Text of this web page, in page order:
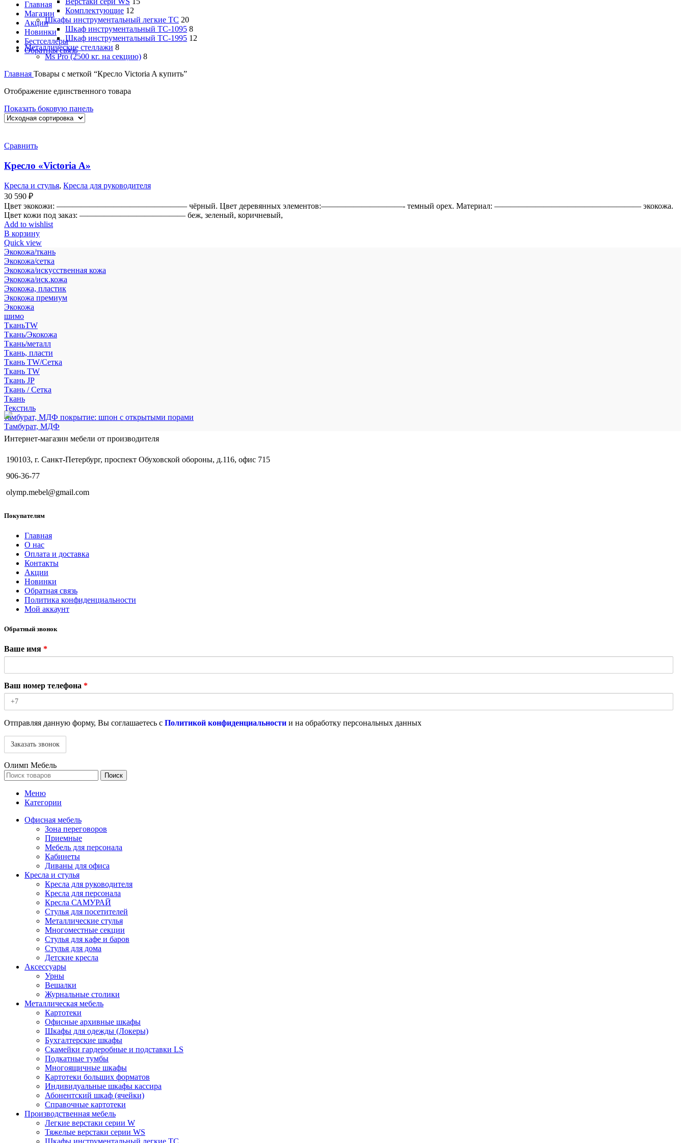
Главная
Магазин
Акции
Новинки
Бестселлеры
Обратная связь
Комплектующие 12
Шкафы инструментальный легкие ТС 20
Шкаф инструментальный TC-1095 8
Шкаф инструментальный TC-1995 12
Металлические стеллажи 8
Ms Pro (2500 кг. на секцию) 8
Главная Товары с меткой “Кресло Victoria A купить”
Отображение единственного товара
Показать боковую панель
Сравнить
Кресло «Victoria A»
Кресла и стулья, Кресла для руководителя
30 590 ₽
Цвет экокожи: ———————————————— чёрный. Цвет деревянных элементов:——————————- темный орех. Материал: —————————————————— экокожа.
Цвет кожи под заказ: ————————————— беж, зеленый, коричневый,
Add to wishlist
В корзину
Quick view
Экокожа/ткань
Экокожа/сетка
Экокожа/искусственная кожа
Экокожа/иск.кожа
Экокожа, пластик
Экокожа премиум
Экокожа
шимо
ТканьTW
Ткань/Экокожа
Ткань/металл
Ткань, пласти
Ткань TW/Сетка
Ткань TW
Ткань JP
Ткань / Сетка
Ткань
Текстиль
тамбурат, МДФ покрытие: шпон с открытыми порами
Тамбурат, МДФ
Интернет-магазин мебели от производителя
190103, г. Санкт-Петербург, проспект Обуховской обороны, д.116, офис 715
906-36-77
olymp.mebel@gmail.com
Покупателям
Главная
О нас
Оплата и доставка
Контакты
Акции
Новинки
Обратная связь
Политика конфиденциальности
Мой аккаунт
Обратный звонок
Ваше имя *
Ваш номер телефона *
Отправляя данную форму, Вы соглашаетесь с Политикой конфиденциальности и на обработку персональных данных
Олимп Мебель
Поиск
Меню
Категории
Офисная мебель
Зона переговоров
Приемные
Мебель для персонала
Кабинеты
Диваны для офиса
Кресла и стулья
Кресла для руководителя
Кресла для персонала
Кресла САМУРАЙ
Стулья для посетителей
Металлические стулья
Многоместные секции
Стулья для кафе и баров
Стулья для дома
Детские кресла
Аксессуары
Урны
Вешалки
Журнальные столики
Металлическая мебель
Картотеки
Офисные архивные шкафы
Шкафы для одежды (Локеры)
Бухгалтерские шкафы
Скамейки гардеробные и подставки LS
Подкатные тумбы
Многоящичные шкафы
Картотеки больших форматов
Индивидуальные шкафы кассира
Абонентский шкаф (ячейки)
Справочные картотеки
Производственная мебель
Легкие верстаки серии W
Тяжелые верстаки серии WS